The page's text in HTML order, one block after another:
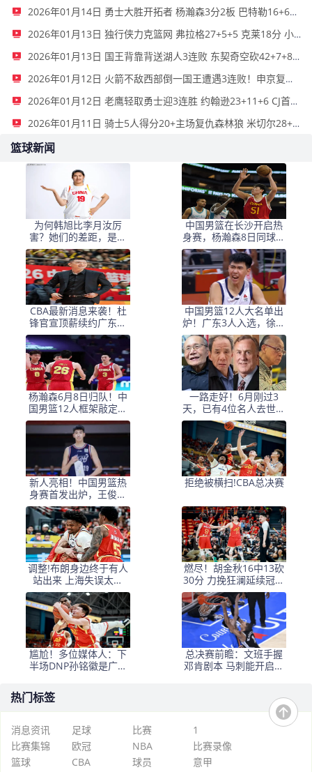
2026年01月14日 勇士大胜开拓者 杨瀚森3分2板 巴特勒16+6+5 库里9中2送11助
2026年01月13日 独行侠力克篮网 弗拉格27+5+5 克莱18分 小波特28+9
2026年01月13日 国王背靠背送湖人3连败 东契奇空砍42+7+8+4断 威少22+5+7
2026年01月12日 火箭不敌西部倒一国王遭遇3连败！申京复出19+9 阿门31+13+6
2026年01月12日 老鹰轻取勇士迎3连胜 约翰逊23+11+6 CJ首秀12分 库里31+5
2026年01月11日 骑士5人得分20+主场复仇森林狼 米切尔28+8 爱德华兹25+5
篮球新闻
为何韩旭比李月汝厉
害？她们的差距，是张
子宇选秀顺位暴跌的原
因
中国男篮在长沙开启热
身赛，杨瀚森8日同球队
会合
CBA最新消息来袭！杜
锋官宣顶薪续约广东男
篮，杨鸣婉拒执教北控
中国男篮12人大名单出
炉！广东3人入选，徐昕
国家队首秀，胡明轩轮
休
杨瀚森6月8日归队！中
国男篮12人框架敲定，
锋线王牌竟是他？
一路走好！6月刚过3
天，已有4位名人去世，
姚明等人发文悼念
新人亮相！中国男篮热
身赛首发出炉，王俊杰
领衔+徐昕坐镇禁区
拒绝被横扫!CBA总决赛
调整!布朗身边终于有人
站出来 上海失误太多
+犯规困扰
燃尽！胡金秋16中13砍
30分 力挽狂澜延续冠军
悬念
尴尬！多位媒体人：下
半场DNP孙铭徽是广厦
总决赛前瞻：文班手握
邓肯剧本 马刺能开启新
热门标签
消息资讯 足球 比赛
1
比赛集锦
欧冠 NBA
比赛录像
篮球
CBA 球员
意甲